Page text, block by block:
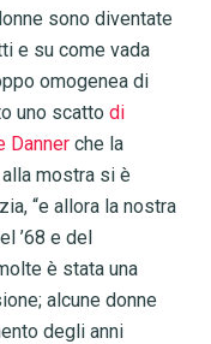
sono diventate
e su come vada
omogenea di
uno scatto di
Dannerche la
mostra si è
“e allora la nostra
’68 e del
è stata una
alcune donne
degli anni